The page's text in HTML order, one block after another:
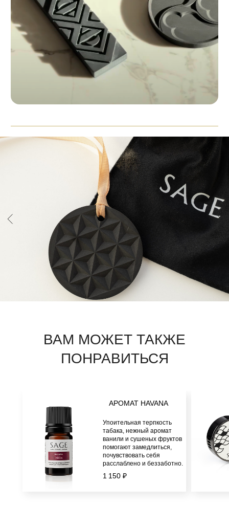
АРОМАТ HAVANA
1 150 ₽
Упоительная терпкость
табака, нежный аромат
ванили и сушеных фруктов
помогают замедлиться,
почувствовать себя
расслаблено и беззаботно.
логотипы и обозначения, являются объектами авторского права
и средствами индивидуализации и принадлежат правообладателю
ИП Кох Я.С. и охраняются действующим законодательством РФ. ИП
Кох Янина Сергеевна ОГРНИП 313774630200103 ИНН 340688009620, +7
(916) 330-16-91, info@aroma-sage.com, г. Москва, ул. Партизанская, д.